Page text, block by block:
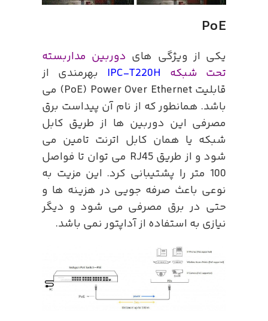
PoE
یکی از ویژگی های دوربین مداربسته
تحت شبکه
IPC-T220H بهرمندی از
قابلیت PoE) Power Over Ethernet) می
باشد. همانطور که از نام آن پیداست برق
مصرفی این دوربین ها از طریق کابل
شبکه یا همان کابل اترنت تامین می
شود و از طریق RJ45 می توان تا فواصل
100 متر را پشتیبانی کرد. این مزیت به
نوعی باعث صرفه جویی در هزینه ها و
حتی در برق مصرفی می شود و دیگر
نیازی به استفاده از آداپتور نمی باشد.